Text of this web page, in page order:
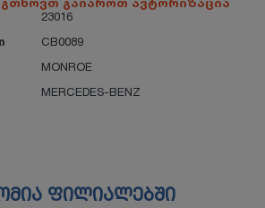
23016
CB0089
MONROE
MERCEDES-BENZ
ფილიალებში